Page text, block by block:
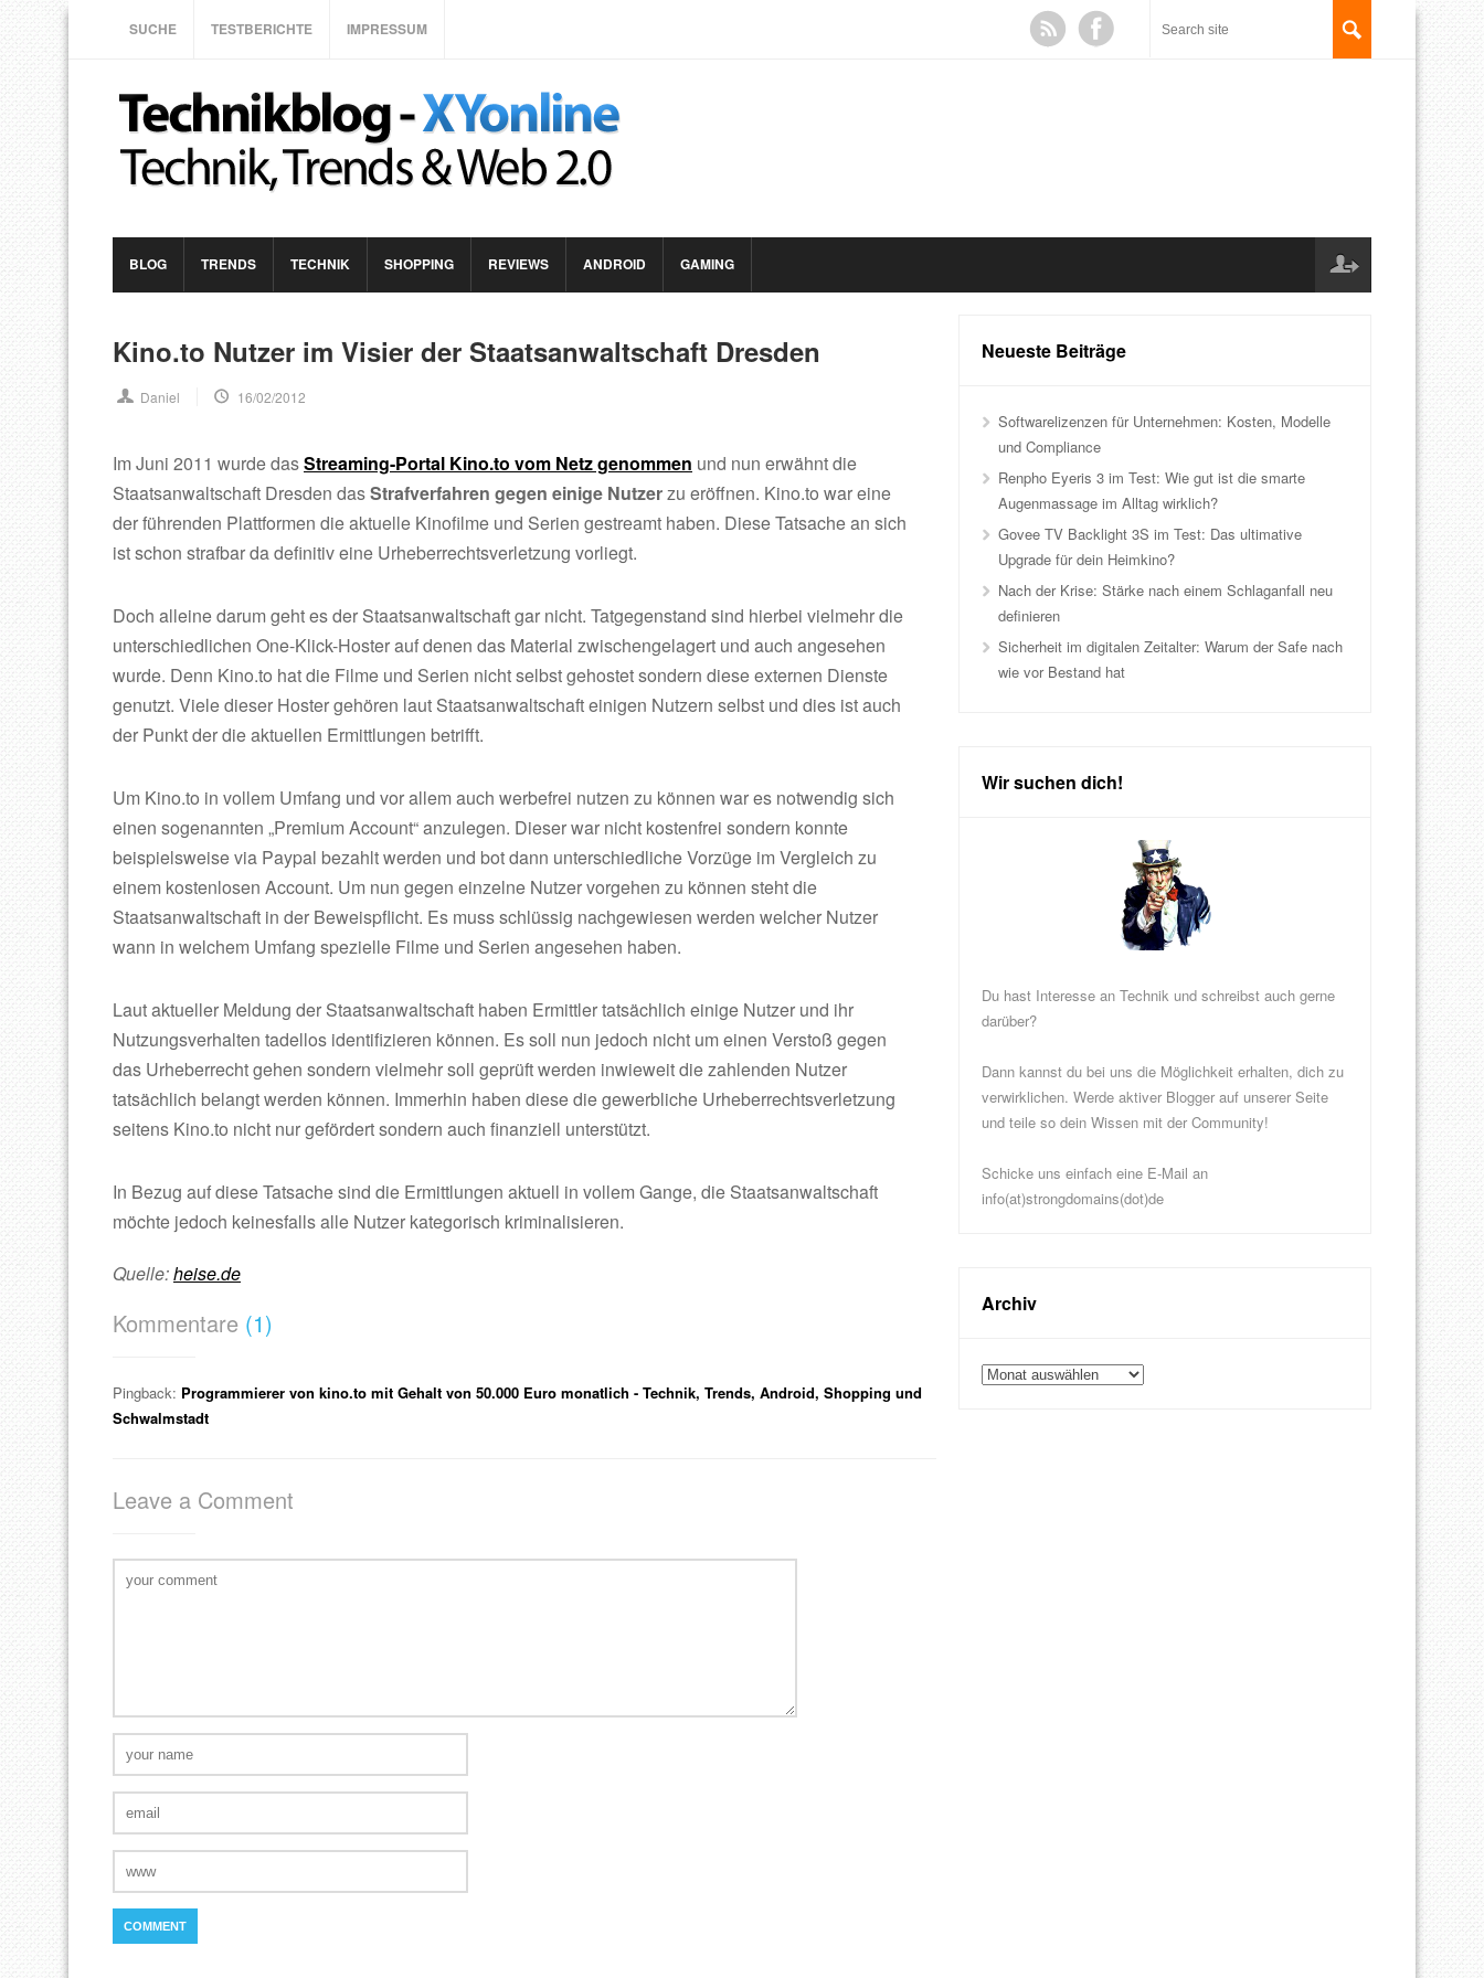
SUCHE TESTBERICHTE IMPRESSUM
BLOG TRENDS TECHNIK SHOPPING REVIEWS ANDROID GAMING
Kino.to Nutzer im Visier der Staatsanwaltschaft Dresden
Daniel 16/02/2012
Im Juni 2011 wurde dasStreaming-Portal Kino.to vom Netz genommen und nun erwähnt die
Staatsanwaltschaft Dresden dasStrafverfahren gegen einige Nutzerzu eröffnen. Kino.to war eine
der führenden Plattformen die aktuelle Kinofilme und Serien gestreamt haben. Diese Tatsache an sich
ist schon strafbar da definitiv eine Urheberrechtsverletzung vorliegt.
Doch alleine darum geht es der Staatsanwaltschaft gar nicht. Tatgegenstand sind hierbei vielmehr die
unterschiedlichen One-Klick-Hoster auf denen das Material zwischengelagert und auch angesehen
wurde. Denn Kino.to hat die Filme und Serien nicht selbst gehostet sondern diese externen Dienste
genutzt. Viele dieser Hoster gehören laut Staatsanwaltschaft einigen Nutzern selbst und dies ist auch
der Punkt der die aktuellen Ermittlungen betrifft.
Um Kino.to in vollem Umfang und vor allem auch werbefrei nutzen zu können war es notwendig sich
einen sogenannten „Premium Account“ anzulegen. Dieser war nicht kostenfrei sondern konnte
beispielsweise via Paypal bezahlt werden und bot dann unterschiedliche Vorzüge im Vergleich zu
einem kostenlosen Account. Um nun gegen einzelne Nutzer vorgehen zu können steht die
Staatsanwaltschaft in der Beweispflicht. Es muss schlüssig nachgewiesen werden welcher Nutzer
wann in welchem Umfang spezielle Filme und Serien angesehen haben.
Laut aktueller Meldung der Staatsanwaltschaft haben Ermittler tatsächlich einige Nutzer und ihr
Nutzungsverhalten tadellos identifizieren können. Es soll nun jedoch nicht um einen Verstoß gegen
das Urheberrecht gehen sondern vielmehr soll geprüft werden inwieweit die zahlenden Nutzer
tatsächlich belangt werden können. Immerhin haben diese die gewerbliche Urheberrechtsverletzung
seitens Kino.to nicht nur gefördert sondern auch finanziell unterstützt.
In Bezug auf diese Tatsache sind die Ermittlungen aktuell in vollem Gange, die Staatsanwaltschaft
möchte jedoch keinesfalls alle Nutzer kategorisch kriminalisieren.
Quelle:heise.de
Kommentare (1)
Pingback: Programmierer von kino.to mit Gehalt von 50.000 Euro monatlich - Technik, Trends, Android, Shopping und
Schwalmstadt
Leave a Comment
Neueste Beiträge
Softwarelizenzen für Unternehmen: Kosten, Modelle
und Compliance
Renpho Eyeris 3 im Test: Wie gut ist die smarte
Augenmassage im Alltag wirklich?
Govee TV Backlight 3S im Test: Das ultimative
Upgrade für dein Heimkino?
Nach der Krise: Stärke nach einem Schlaganfall neu
definieren
Sicherheit im digitalen Zeitalter: Warum der Safe nach
wie vor Bestand hat
Wir suchen dich!
Du hast Interesse an Technik und schreibst auch gerne
darüber?
Dann kannst du bei uns die Möglichkeit erhalten, dich zu
verwirklichen. Werde aktiver Blogger auf unserer Seite
und teile so dein Wissen mit der Community!
Schicke uns einfach eine E-Mail an
info(at)strongdomains(dot)de
Archiv
Archiv